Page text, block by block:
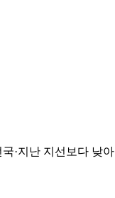
·지난 지선보다 낮아